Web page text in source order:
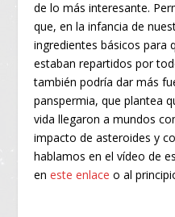
de lo más interesante.
que, en la infancia de
ingredientes básicos para
estaban repartidos por
también podría dar más
panspermia, que plantea
vida llegaron a mundos
impacto de asteroides y
hablamos en el vídeo de
eneste enlace o al